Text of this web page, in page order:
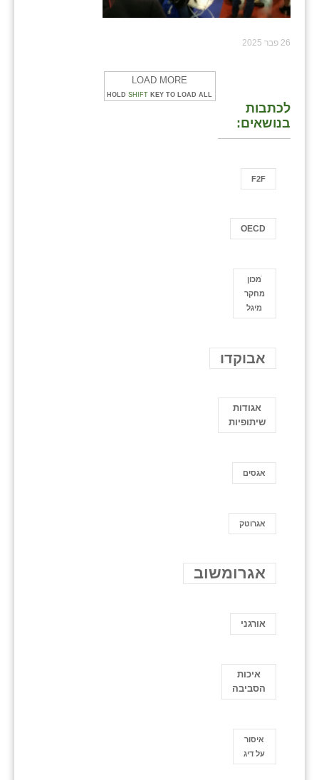
26 פבר 2025
LOAD MORE
HOLD SHIFT KEY TO LOAD ALL
לכתבות
בנושאים:
F2F
OECD
ֿמכון
מחקר
מיגל
אבוקדו
אגודות
שיתופיות
אגסים
אגרוטק
אגרומשוב
אורגני
איכות
הסביבה
איסור
על דיג